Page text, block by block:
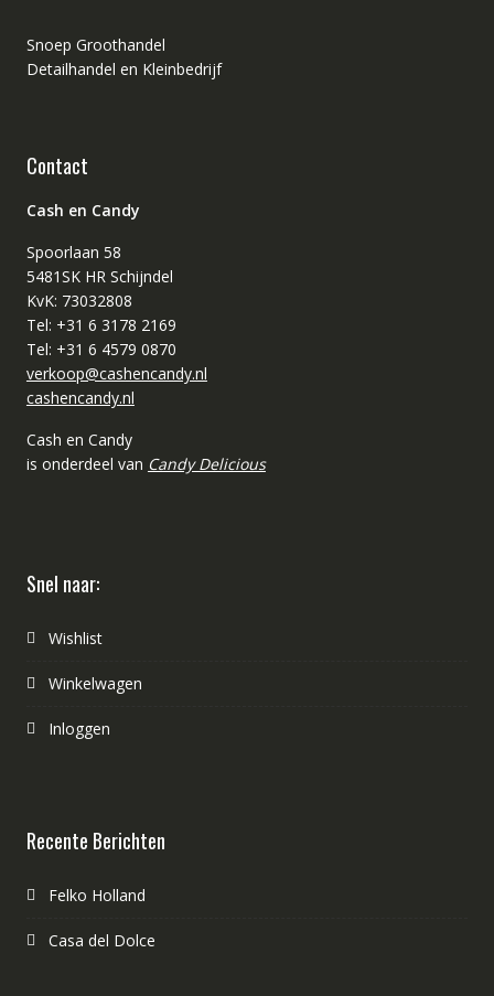
Snoep Groothandel
Detailhandel en Kleinbedrijf
Contact
Cash en Candy
Spoorlaan 58
5481SK HR Schijndel
KvK: 73032808
Tel: +31 6 3178 2169
Tel: +31 6 4579 0870
verkoop@cashencandy.nl
cashencandy.nl
Cash en Candy
is onderdeel van Candy Delicious
Snel naar:
Wishlist
Winkelwagen
Inloggen
Recente Berichten
Felko Holland
Casa del Dolce